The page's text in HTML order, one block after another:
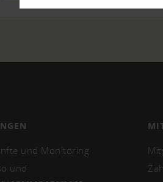
und Monitoring
und